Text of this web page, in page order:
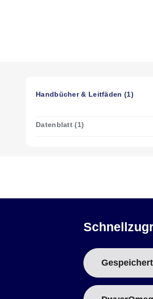
Reservoirvolumen:
Ca. 1,5 Pints (0,7
Handbücher & Leitfäden (1)
Datenblatt (1)